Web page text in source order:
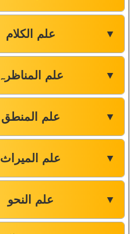
علم الکلام ▼
علم المناظرہ ▼
علم المنطق ▼
علم المیراث ▼
علم النحو ▼